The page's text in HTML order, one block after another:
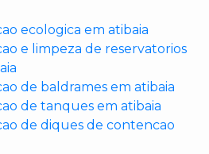
ecologica em atibaia
e limpeza de reservatorios
de baldrames em atibaia
de tanques em atibaia
de diques de contencao